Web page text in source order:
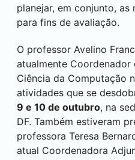
planejar, em conjunto,
para fins de avaliação.
O professor Avelino
atualmente
Ciência da Computação
atividades que se
9 e 10 de outubro, na
DF. Também estiveram
professora Teresa
atual Coordenadora